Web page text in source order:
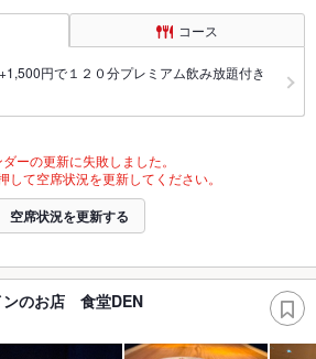
コース
円で１２０分プレミアム飲み放題付き
ーの更新に失敗しました。
して空席状況を更新してください。
空席状況を更新する
ンのお店 食堂DEN